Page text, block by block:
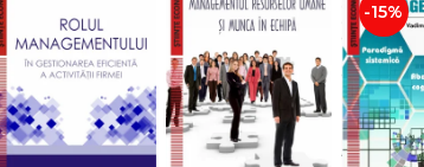
-15%